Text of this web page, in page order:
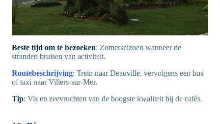
Beste tijd om te bezoeken: Zomerseizoen wanneer de
stranden bruisen van activiteit.
Routebeschrijving: Trein naar Deauville, vervolgens een bus
of taxi naar Villers-sur-Mer.
Tip: Vis en zeevruchten van de hoogste kwaliteit bij de cafés.